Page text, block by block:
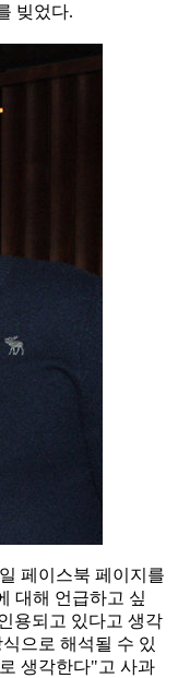
빚었다.
페이스북 페이지를
대해 언급하고 싶
용되고 있다고 생각
으로 해석될 수 있
생각한다"고 사과